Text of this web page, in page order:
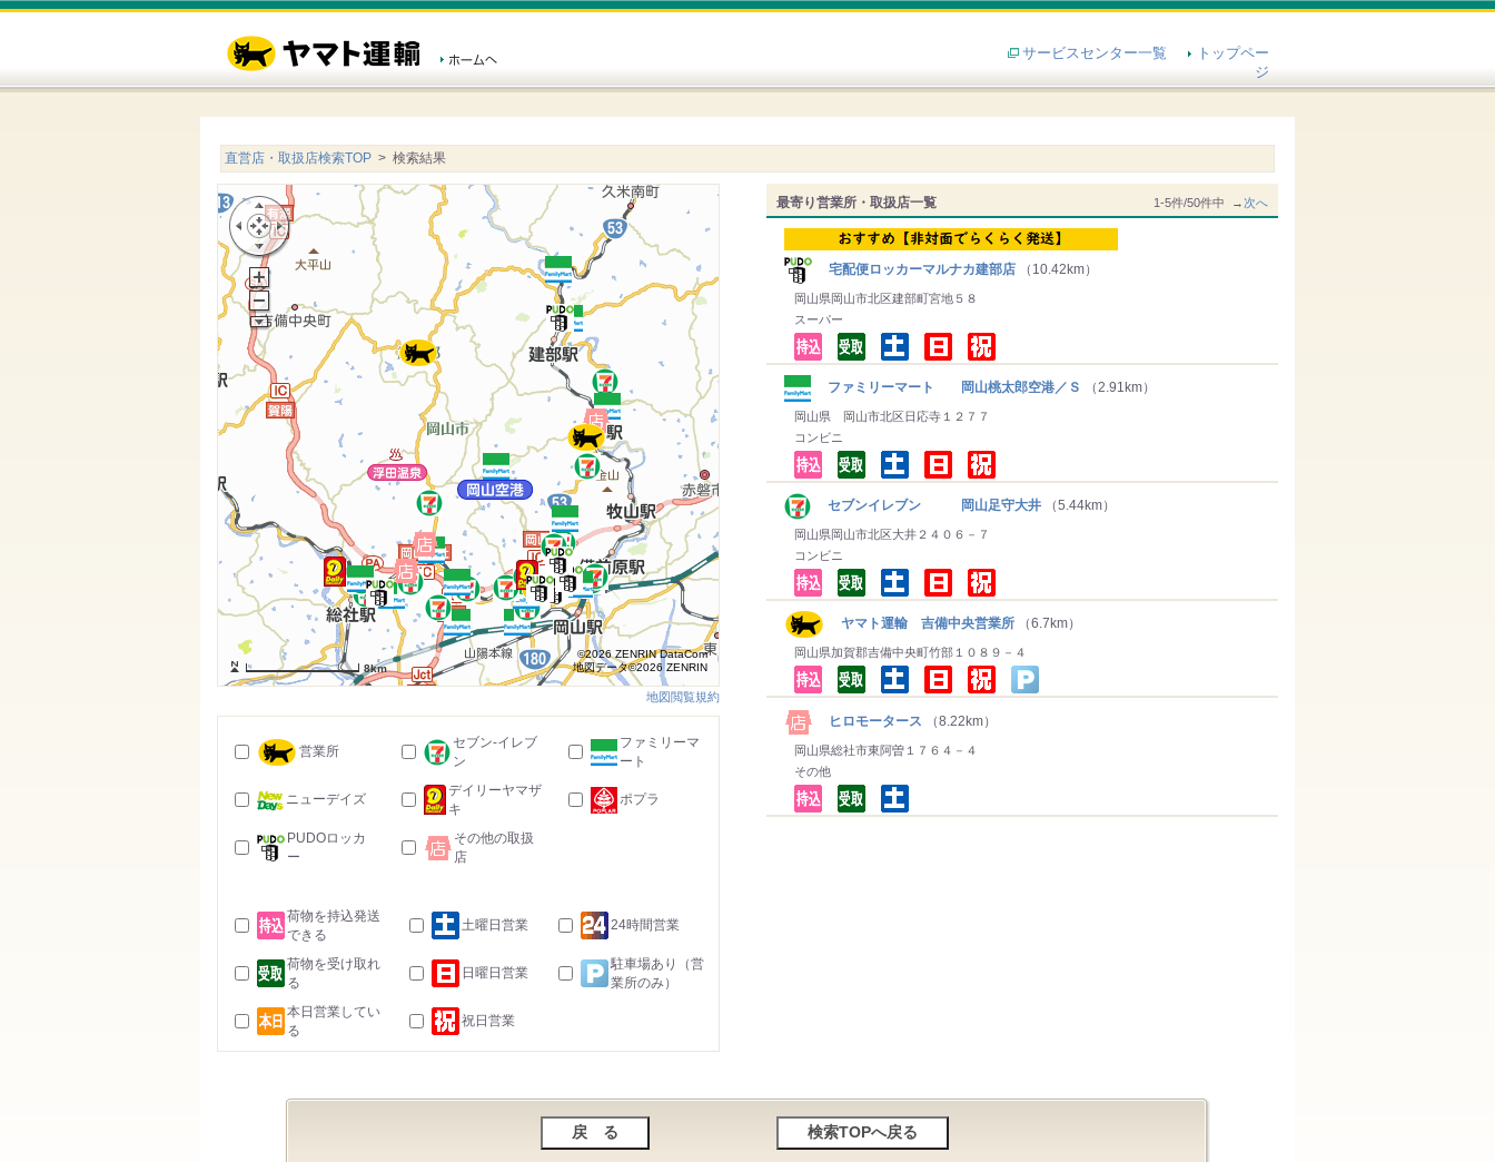
サービスセンター一覧
トップペー
ジ
直営店・取扱店検索TOP > 検索結果
最寄り営業所・取扱店一覧 1-5件/50件中 →次へ
宅配便ロッカーマルナカ建部店 （10.42km）
岡山県岡山市北区建部町宮地５８
スーパー
ファミリーマート 岡山桃太郎空港／Ｓ （2.91km）
岡山県 岡山市北区日応寺１２７７
コンビニ
セブンイレブン 岡山足守大井 （5.44km）
岡山県岡山市北区大井２４０６－７
コンビニ
ヤマト運輸 吉備中央営業所 （6.7km）
岡山県加賀郡吉備中央町竹部１０８９－４
ヒロモータース （8.22km）
岡山県総社市東阿曽１７６４－４
その他
8km
©2026 ZENRIN DataCom
地図データ©2026 ZENRIN
地図閲覧規約
営業所
セブン-イレブ
ン
ファミリーマ
ート
ニューデイズ
デイリーヤマザ
キ
ポプラ
PUDOロッカ
ー
その他の取扱
店
荷物を持込発送
できる
土曜日営業 24時間営業
荷物を受け取れ
る
日曜日営業
駐車場あり（営
業所のみ）
本日営業してい
る
祝日営業